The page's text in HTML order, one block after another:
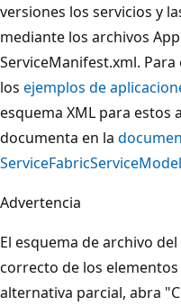
versiones los servicios y
mediante los archivos
ServiceManifest.xml.
los ejemplos de
esquema XML para estos
documenta en la
Advertencia
El esquema de archivo
correcto de los
alternativa parcial, abra